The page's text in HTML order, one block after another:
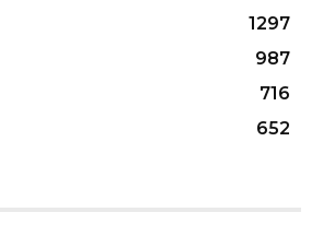
1297
987
716
652